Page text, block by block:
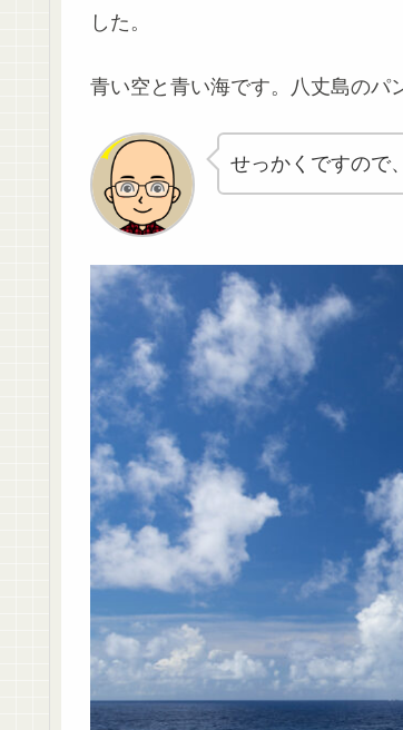
した。
青い空と青い海です。八丈島のパ
せっかくですので